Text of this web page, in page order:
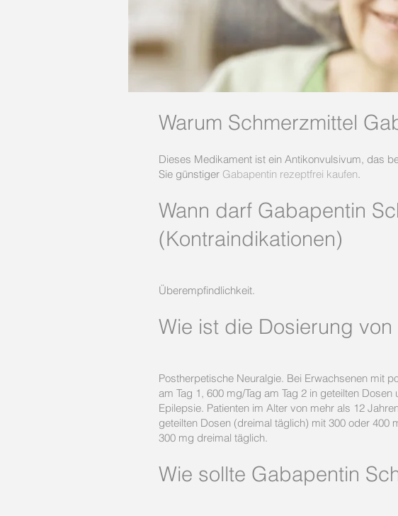
Warum Schmerzmittel
Dieses Medikament ist ein Antikonvulsivum, das
Sie günstiger Gabapentin rezeptfrei kaufen.
Wann darf Gabapentin
(Kontraindikationen)
Überempfindlichkeit.
Wie ist die Dosierung
Postherpetische Neuralgie. Bei Erwachsenen mit
am Tag 1, 600 mg/Tag am Tag 2 in geteilten
Epilepsie. Patienten im Alter von mehr als 12
geteilten Dosen (dreimal täglich) mit 300 oder
300 mg dreimal täglich.
Wie sollte Gabapentin